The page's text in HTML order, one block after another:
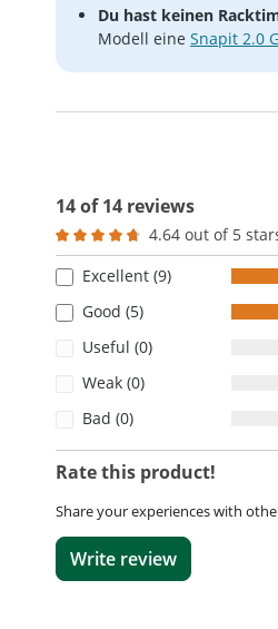
Du hast keinen
Modell eine Snapit 2.0
14 of 14 reviews
Average rating of 4.6 out of 5
4.64 out of 5
Excellent (9)
Good (5)
Useful (0)
Weak (0)
Bad (0)
Rate this product!
Share your experiences with
Write review